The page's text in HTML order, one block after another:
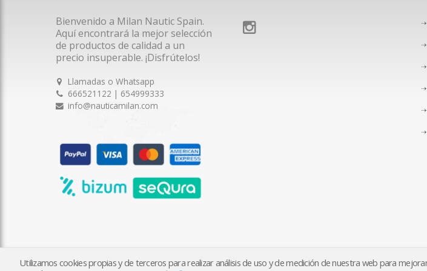
Utilizamos cookies propias y de terceros para realizar análisis de uso y de medición de nuestra web para
Bienvenido a Milan Nautic Spain.
Aquí encontrará la mejor selección
de productos de calidad a un
precio insuperable. ¡Disfrútelos!
Llamadas o Whatsapp
666521122 | 654999333
info@nauticamilan.com